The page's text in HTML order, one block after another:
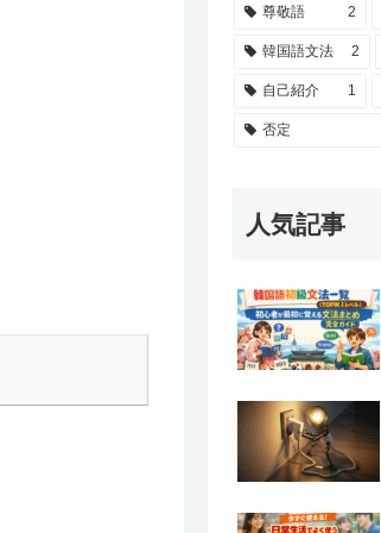
尊敬語 2
韓国語文法 2
自己紹介 1
否定
人気記事